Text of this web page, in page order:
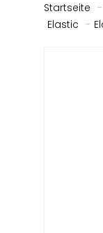
Startseite -
Elastic -